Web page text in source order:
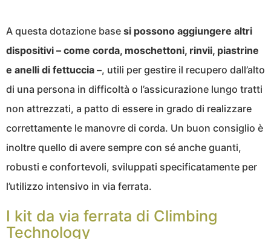
A questa dotazione base si possono aggiungere altri
dispositivi – come corda, moschettoni, rinvii, piastrine
e anelli di fettuccia –, utili per gestire il recupero dall’alto
di una persona in difficoltà o l’assicurazione lungo tratti
non attrezzati, a patto di essere in grado di realizzare
correttamente le manovre di corda. Un buon consiglio è
inoltre quello di avere sempre con sé anche guanti,
robusti e confortevoli, sviluppati specificatamente per
l’utilizzo intensivo in via ferrata.
I kit da via ferrata di Climbing
Technology